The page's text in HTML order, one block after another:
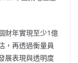
財年實現至少1億
，再透過衡量員
展表現與透明度